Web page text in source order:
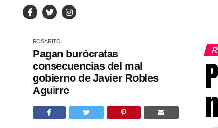
ROSARITO
Pagan burócratas
consecuencias del mal
gobierno de Javier Robles
Aguirre